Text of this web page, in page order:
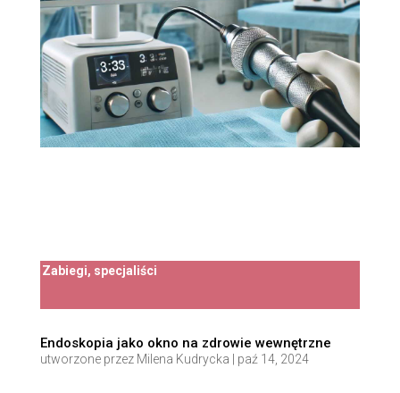
Zabiegi, specjaliści
Endoskopia jako okno na zdrowie wewnętrzne
utworzone przez Milena Kudrycka paź 14, 2024